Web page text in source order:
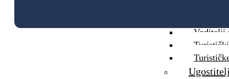
Voditelji